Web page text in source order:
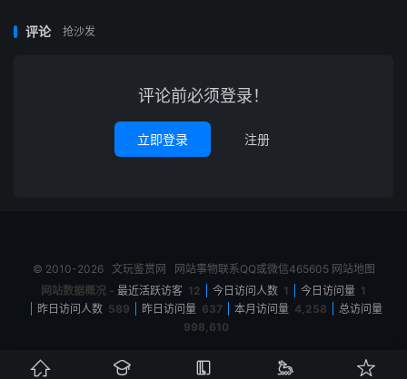
评论 抢沙发
评论前必须登录！
立即登录 注册
© 2010-2026 文玩鉴赏网 网站事物联系QQ或微信465605 网站地图
网站数据概况 - 最近活跃访客 12 今日访问人数 1 今日访问量 1
昨日访问人数 589 昨日访问量 637 本月访问量 4,258
总访问量
998,610
    